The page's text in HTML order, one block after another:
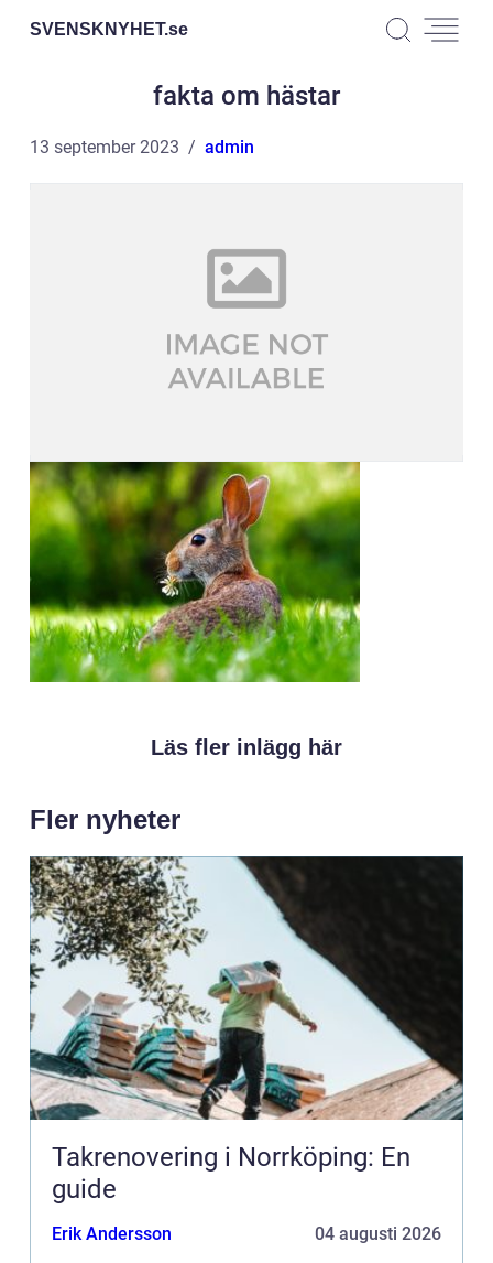
SVENSKNYHET.se
fakta om hästar
13 september 2023 admin
Läs fler inlägg här
Fler nyheter
Takrenovering i Norrköping: En
guide
Erik Andersson 04 augusti 2026